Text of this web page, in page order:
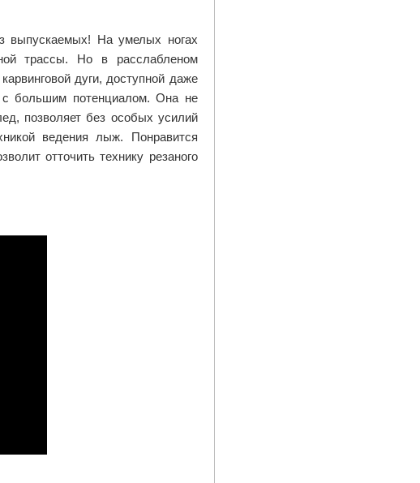
выпускаемых! На умелых ногах
трассы. Но в расслабленом
дуги, доступной даже
с большим потенциалом. Она не
позволяет без особых усилий
ведения лыж. Понравится
отточить технику резаного